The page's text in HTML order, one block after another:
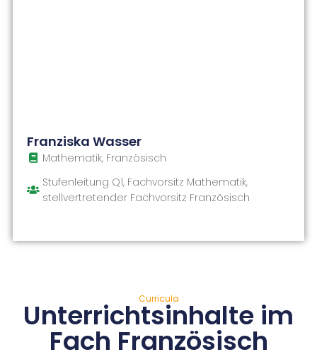
Franziska Wasser
Mathematik, Französisch
Stufenleitung Q1, Fachvorsitz Mathematik,
stellvertretender Fachvorsitz Französisch
Curricula
Unterrichtsinhalte im
Fach Französisch